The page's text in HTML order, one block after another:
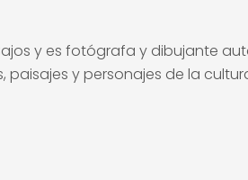
y es fotógrafa y dibujante
y personajes de la